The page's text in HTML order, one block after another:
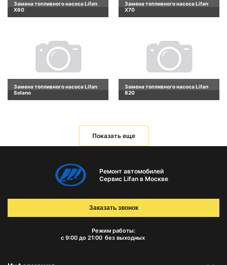
Замена топливного насоса Lifan
X60
Замена топливного насоса Lifan
X70
Замена топливного насоса Lifan
Solano
Замена топливного насоса Lifan
820
Показать еще
Ремонт автомобилей
Сервис Lifan в Москве
Режим работы:
с 9:00 до 21:00 без выходных
Заказать звонок